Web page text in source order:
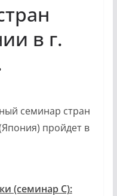
в г.
семинар стран
пройдет в
(семинар C):